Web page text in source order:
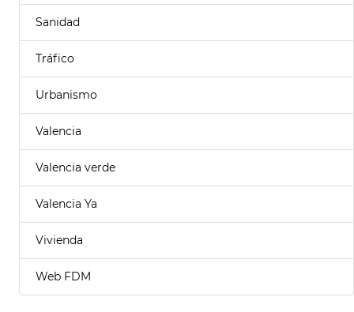
Sanidad
Tráfico
Urbanismo
Valencia
Valencia verde
Valencia Ya
Vivienda
Web FDM